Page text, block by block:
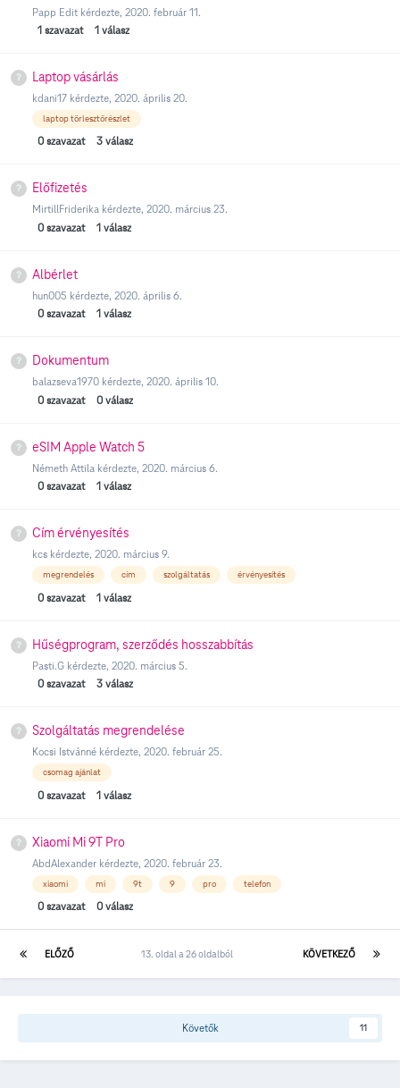
Papp Edit kérdezte, 2020. február 11.
1 szavazat 1 válasz
Laptop vásárlás
kdani17 kérdezte, 2020. április 20.
laptop törlesztőrészlet
0 szavazat 3 válasz
Előfizetés
MirtillFriderika kérdezte, 2020. március 23.
0 szavazat 1 válasz
Albérlet
hun005 kérdezte, 2020. április 6.
0 szavazat 1 válasz
Dokumentum
balazseva1970 kérdezte, 2020. április 10.
0 szavazat 0 válasz
eSIM Apple Watch 5
Németh Attila kérdezte, 2020. március 6.
0 szavazat 1 válasz
Cím érvényesítés
kcs kérdezte, 2020. március 9.
megrendelés cím szolgáltatás érvényesítés
0 szavazat 1 válasz
Hűségprogram, szerződés hosszabbítás
Pasti.G kérdezte, 2020. március 5.
0 szavazat 3 válasz
Szolgáltatás megrendelése
Kocsi Istvánné kérdezte, 2020. február 25.
csomag ajánlat
0 szavazat 1 válasz
Xiaomi Mi 9T Pro
AbdAlexander kérdezte, 2020. február 23.
xiaomi mi 9t 9 pro telefon
0 szavazat 0 válasz
ELŐZŐ KÖVETKEZŐ
13. oldal a 26 oldalból
Követők 11